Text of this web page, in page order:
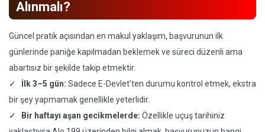
Alınmalı?
Güncel pratik açısından en makul yaklaşım, başvurunun ilk
günlerinde paniğe kapılmadan beklemek ve süreci düzenli ama
abartısız bir şekilde takip etmektir.
İlk 3–5 gün: Sadece E-Devlet’ten durumu kontrol etmek, ekstra
bir şey yapmamak genellikle yeterlidir.
Bir haftayı aşan gecikmelerde: Özellikle uçuş tarihiniz